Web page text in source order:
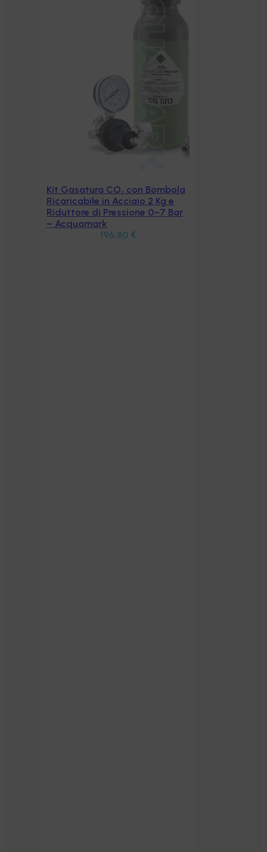
Aggiungi al carrello
Kit Gasatura CO₂ con Bombola
Ricaricabile in Acciaio 2 Kg e
Riduttore di Pressione 0–7 Bar
– Acquamark
196,80 €